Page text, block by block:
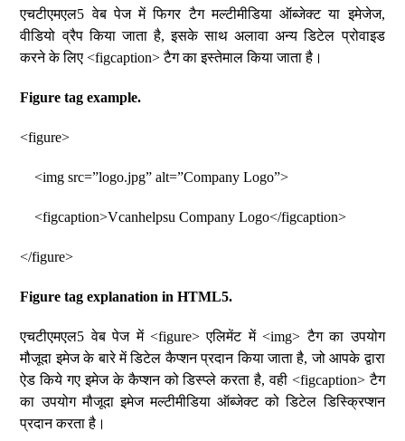
एचटीएमएल5 वेब पेज में फिगर टैग मल्टीमीडिया ऑब्जेक्ट या इमेजेज,
वीडियो व्रैप किया जाता है, इसके साथ अलावा अन्य डिटेल प्रोवाइड
करने के लिए <figcaption> टैग का इस्तेमाल किया जाता है।
Figure tag example.
<figure>
<img src=”logo.jpg” alt=”Company Logo”>
<figcaption>Vcanhelpsu Company Logo</figcaption>
</figure>
Figure tag explanation in HTML5.
एचटीएमएल5 वेब पेज में <figure> एलिमेंट में <img> टैग का उपयोग
मौजूदा इमेज के बारे में डिटेल कैप्शन प्रदान किया जाता है, जो आपके द्वारा
ऐड किये गए इमेज के कैप्शन को डिस्प्ले करता है, वही <figcaption> टैग
का उपयोग मौजूदा इमेज मल्टीमीडिया ऑब्जेक्ट को डिटेल डिस्क्रिप्शन
प्रदान करता है।